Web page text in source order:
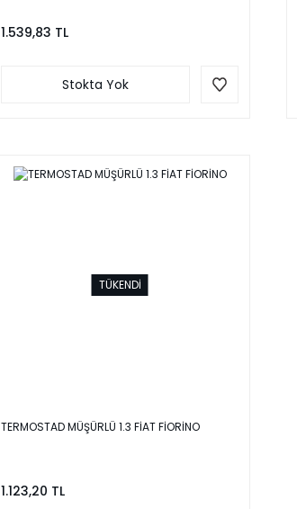
1.539,83 TL
Stokta Yok
TÜKENDİ
TERMOSTAD MÜŞÜRLÜ 1.3 FİAT FİORİNO
1.123,20 TL